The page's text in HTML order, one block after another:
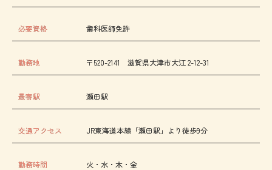
必要資格 歯科医師免許
勤務地 〒520-2141 滋賀県大津市大江 2-12-31
最寄駅 瀬田駅
交通アクセス JR東海道本線「瀬田駅」より徒歩9分
勤務時間
火・水・木・金